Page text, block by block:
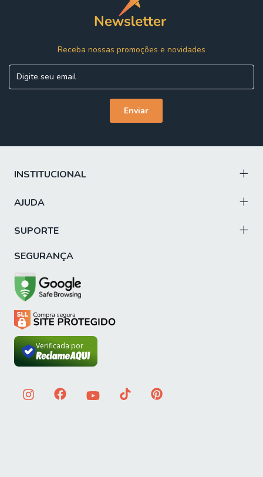
içamento. É responsabilidade do cliente verificar se as
dimensões do produto são compatíveis com portas,
os detalhes antes de concluir sua compra.
Receba nossas promoções e novidades
INSTITUCIONAL
AJUDA
SUPORTE
SEGURANÇA
Verificada por